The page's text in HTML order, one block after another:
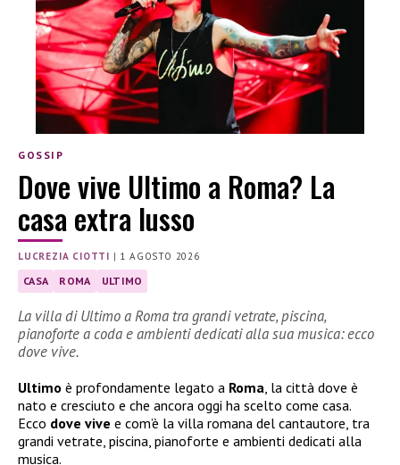
GOSSIP
Dove vive Ultimo a Roma? La
casa extra lusso
LUCREZIA CIOTTI | 1 AGOSTO 2026
CASA ROMA ULTIMO
La villa di Ultimo a Roma tra grandi vetrate, piscina,
pianoforte a coda e ambienti dedicati alla sua musica: ecco
dove vive.
Ultimo è profondamente legato a Roma, la città dove è
nato e cresciuto e che ancora oggi ha scelto come casa.
Ecco dove vive e com’è la villa romana del cantautore, tra
grandi vetrate, piscina, pianoforte e ambienti dedicati alla
musica.